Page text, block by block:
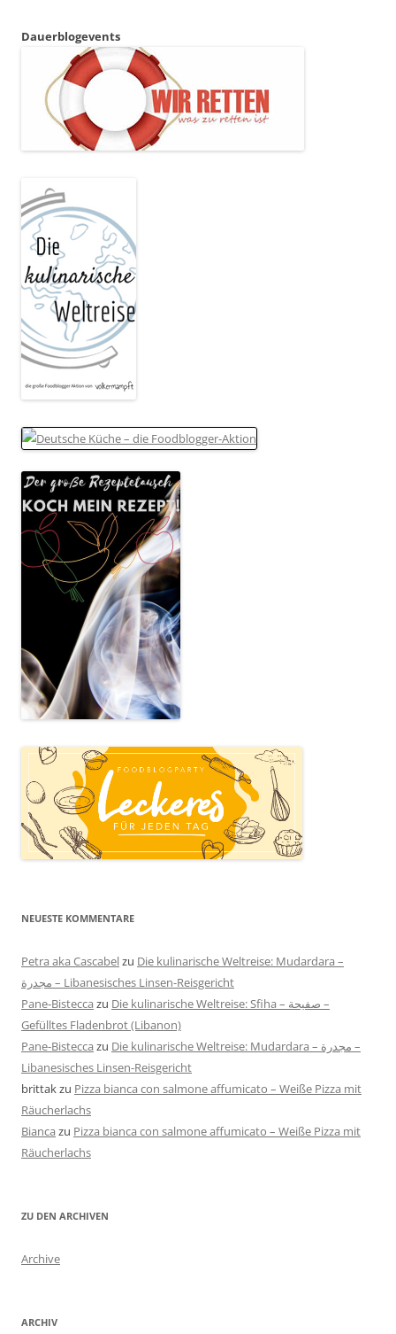
Dauerblogevents
NEUESTE KOMMENTARE
Petra aka Cascabelzu Die kulinarische Weltreise: Mudardara –
مجدرة – Libanesisches Linsen-Reisgericht
Pane-Bistecca zu Die kulinarische Weltreise: Sfiha – صفيحة –
Gefülltes Fladenbrot (Libanon)
Pane-Bistecca zu Die kulinarische Weltreise: Mudardara – مجدرة –
Libanesisches Linsen-Reisgericht
brittakzu Pizza bianca con salmone affumicato – Weiße Pizza mit
Räucherlachs
Bianca zu Pizza bianca con salmone affumicato – Weiße Pizza mit
Räucherlachs
ZU DEN ARCHIVEN
Archive
ARCHIV